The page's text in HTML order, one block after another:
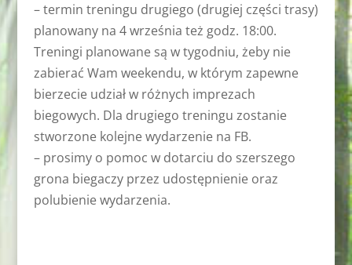
– termin treningu drugiego (drugiej części trasy)
planowany na 4 września też godz. 18:00.
Treningi planowane są w tygodniu, żeby nie
zabierać Wam weekendu, w którym zapewne
bierzecie udział w różnych imprezach
biegowych. Dla drugiego treningu zostanie
stworzone kolejne wydarzenie na FB.
– prosimy o pomoc w dotarciu do szerszego
grona biegaczy przez udostępnienie oraz
polubienie wydarzenia.